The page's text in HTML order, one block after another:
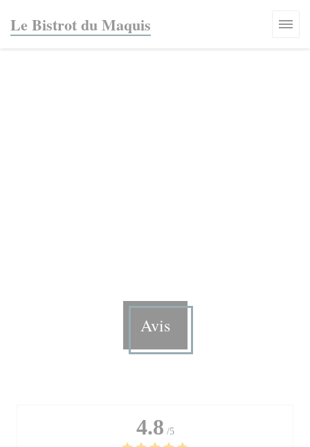
Le Bistrot du Maquis
Avis
4.8 /5